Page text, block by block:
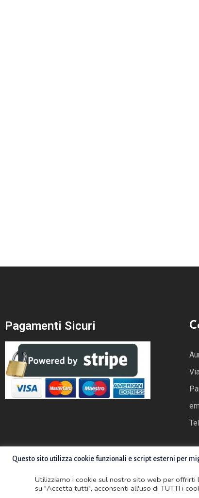
Pagamenti Sicuri
Questo sito utilizza cookie funzionali e script esterni per
Utilizziamo i cookie sul nostro sito web per offrirti
su "Accetta tutti", acconsenti all'uso di TUTTI i